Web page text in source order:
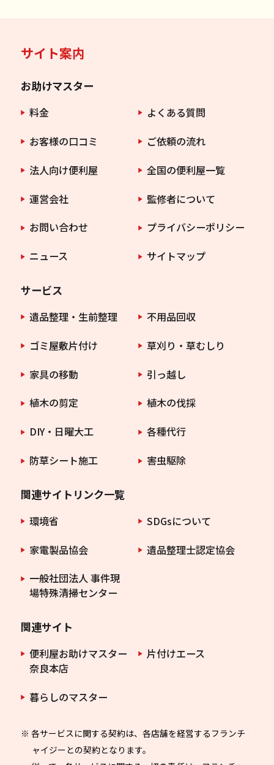
サイト案内
お助けマスター
料金
よくある質問
お客様の口コミ
ご依頼の流れ
法人向け便利屋
全国の便利屋一覧
運営会社
監修者について
お問い合わせ
プライバシーポリシー
ニュース
サイトマップ
サービス
遺品整理・生前整理
不用品回収
ゴミ屋敷片付け
草刈り・草むしり
家具の移動
引っ越し
植木の剪定
植木の伐採
DIY・日曜大工
各種代行
防草シート施工
害虫駆除
関連サイトリンク一覧
環境省
SDGsについて
家電製品協会
遺品整理士認定協会
一般社団法人 事件現
場特殊清掃センター
関連サイト
便利屋お助けマスター
奈良本店
片付けエース
暮らしのマスター
※ 各サービスに関する契約は、各店舗を経営するフランチ
ャイジーとの契約となります。